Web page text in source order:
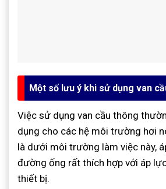
Một số lưu ý khi sử dụng van
Việc sử dụng van cầu thông
dụng cho các hệ môi trường hơi
là dưới môi trường làm việc này,
đường ống rất thích hợp với áp
thiết bị.